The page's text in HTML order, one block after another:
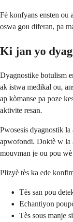
Fè konfyans ensten ou
oswa gou diferan, pa
Ki jan yo
Dyagnostike botulism
ak istwa medikal ou,
ap kòmanse pa poze
aktivite resan.
Pwosesis dyagnostik
apwofondi. Doktè w la
mouvman je ou pou
Plizyè tès ka ede
Tès san pou
Echantiyon
Tès sous manje